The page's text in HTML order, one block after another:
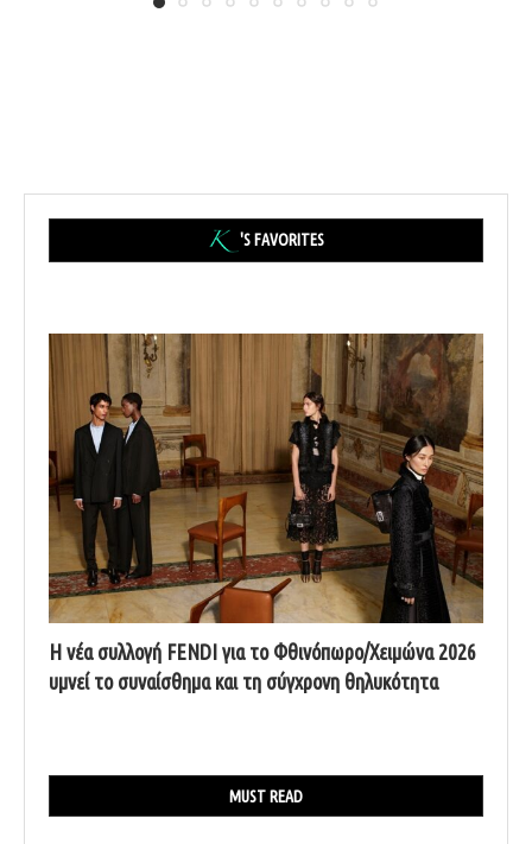
'S FAVORITES
Η νέα συλλογή FENDI για το Φθινόπωρο/Χειμώνα 2026
υμνεί το συναίσθημα και τη σύγχρονη θηλυκότητα
MUST READ